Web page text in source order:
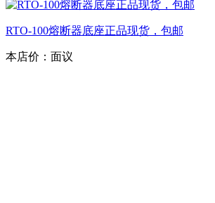
RTO-100熔断器底座正品现货，包邮
本店价： 面议